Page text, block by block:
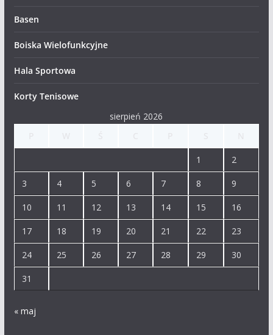
Basen
Boiska Wielofunkcyjne
Hala Sportowa
Korty Tenisowe
sierpień 2026
1 2
3 4 5 6 7 8 9
10 11 12 13 14 15 16
17 18 19 20 21 22 23
24 25 26 27 28 29 30
31
« maj